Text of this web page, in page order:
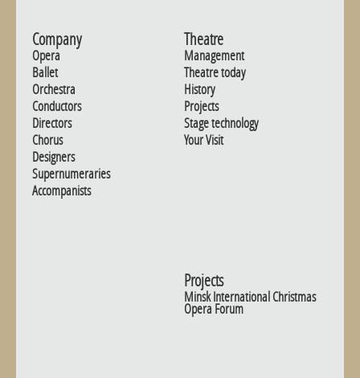
Company
Opera
Ballet
Orchestra
Conductors
Directors
Chorus
Designers
Supernumeraries
Accompanists
Theatre
Management
Theatre today
History
Projects
Stage technology
Your Visit
Projects
Minsk International Christmas
Opera Forum